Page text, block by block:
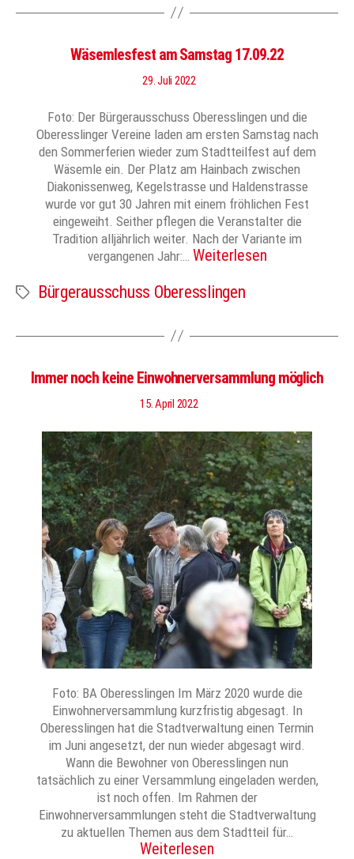
Wäsemlesfest am Samstag 17.09.22
29. Juli 2022
Foto: Der Bürgerausschuss Oberesslingen und die
Oberesslinger Vereine laden am ersten Samstag nach
den Sommerferien wieder zum Stadtteilfest auf dem
Wäsemle ein. Der Platz am Hainbach zwischen
Diakonissenweg, Kegelstrasse und Haldenstrasse
wurde vor gut 30 Jahren mit einem fröhlichen Fest
eingeweiht. Seither pflegen die Veranstalter die
Tradition alljährlich weiter. Nach der Variante im
vergangenen Jahr:… Weiterlesen
Schlagwörter
Bürgerausschuss Oberesslingen
Immer noch keine Einwohnerversammlung möglich
15. April 2022
Foto: BA Oberesslingen Im März 2020 wurde die
Einwohnerversammlung kurzfristig abgesagt. In
Oberesslingen hat die Stadtverwaltung einen Termin
im Juni angesetzt, der nun wieder abgesagt wird.
Wann die Bewohner von Oberesslingen nun
tatsächlich zu einer Versammlung eingeladen werden,
ist noch offen. Im Rahmen der
Einwohnerversammlungen steht die Stadtverwaltung
zu aktuellen Themen aus dem Stadtteil für…
Weiterlesen